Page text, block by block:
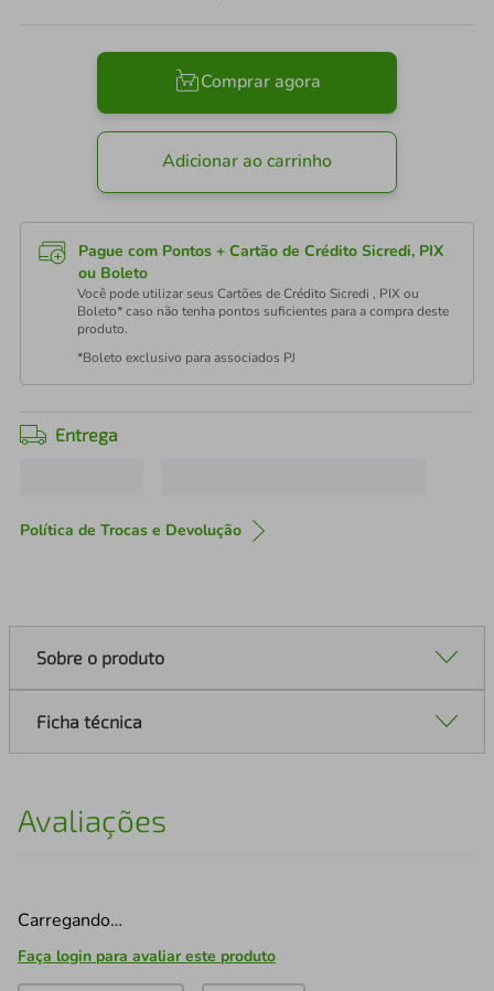
Comprar agora
Adicionar ao carrinho
Pague com Pontos + Cartão de Crédito Sicredi, PIX
ou Boleto
Você pode utilizar seus Cartões de Crédito Sicredi , PIX ou
Boleto* caso não tenha pontos suficientes para a compra deste
produto.
*Boleto exclusivo para associados PJ
Entrega
Política de Trocas e Devolução
Sobre o produto
Ficha técnica
Avaliações
Carregando…
Faça login para avaliar este produto